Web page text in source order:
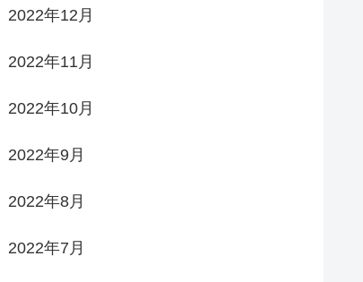
2022年12月
2022年11月
2022年10月
2022年9月
2022年8月
2022年7月